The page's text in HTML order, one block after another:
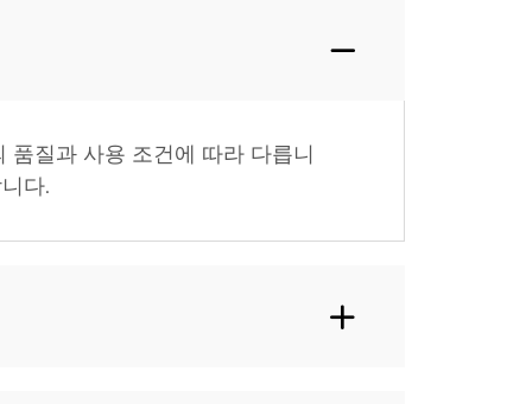
질과 사용 조건에 따라 다릅니
다.